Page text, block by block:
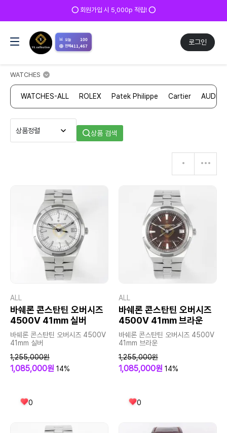
⭕ 회원가입 시 5,000p 적립! ⭕
로그인
📊 오늘 100
전체411,467
WATCHES
WATCHES-ALL ROLEX Patek Philippe Cartier
상품 검색
ALL
바쉐론 콘스탄틴 오버시즈
4500V 41mm 실버
바쉐론 콘스탄틴 오버시즈 4500V
41mm 실버
1,255,000원
1,085,000원 14%
0
ALL
바쉐론 콘스탄틴 오버시즈
4500V 41mm 브라운
바쉐론 콘스탄틴 오버시즈 4500V
41mm 브라운
1,255,000원
1,085,000원 14%
0